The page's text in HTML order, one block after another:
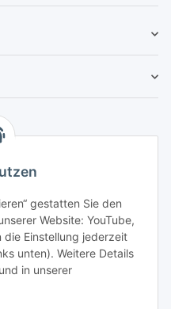
gestatten Sie den
Website: YouTube,
die Einstellung jederzeit
unten). Weitere Details
und in unserer